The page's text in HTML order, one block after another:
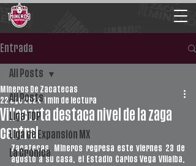
Entrada
All Posts
Liga TDP
Liga de Expansión MX
La Crónica
All Posts
Villacorta destaca nivel de la zaga
central
Mineros De Zacatecas
22 ago 2024 1 min de lectura
Zacatecas. Mineros regresa este viernes 23 de
agosto a su casa, el Estadio Carlos Vega Villalba,